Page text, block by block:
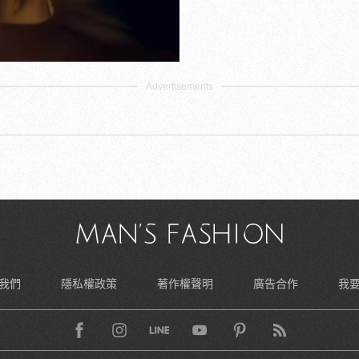
們 隱私權政策 著作權聲明 廣告合作 我